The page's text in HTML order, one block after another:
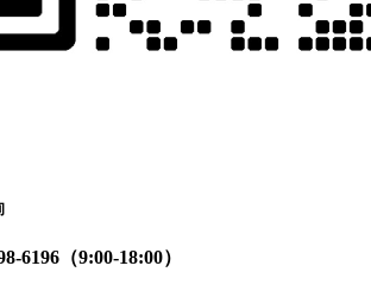
6196（9:00-18:00）